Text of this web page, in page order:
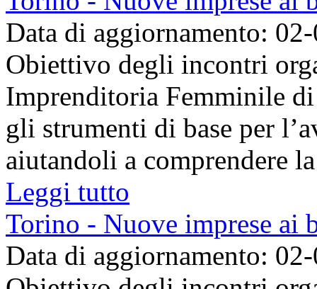
Data di aggiornamento:
Obiettivo degli incontri
Imprenditoria Femminile
gli strumenti di base per
aiutandoli a comprendere
Leggi tutto
Torino - Nuove imprese ai
Data di aggiornamento: